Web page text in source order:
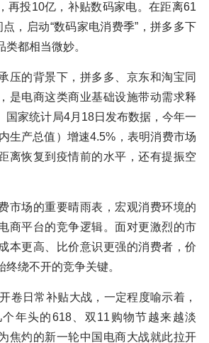
再投10亿，补贴数码家电。在距离61
，启动“数码家电消费季”，拼多多下
都相当微妙。
压的背景下，拼多多、京东和淘宝同
是电商这类商业基础设施带动需求释
国家统计局4月18日发布数据，今年一
生产总值）增速4.5%，表明消费市场
离恢复到疫情前的水平，还有提振空
市场的重要晴雨表，宏观消费环境的
商平台的竞争逻辑。面对更激烈的市
本更高、比价意识更强的消费者，价
绕不开的竞争关键。
卷日常补贴大战，一定程度喻示着，
年头的618、双11购物节越来越淡
焦灼的新一轮中国电商大战就此拉开